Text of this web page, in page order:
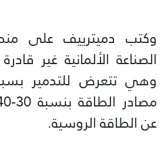
الصناعة الألمانية غير
وهي تتعرض للتدمير
عن الطاقة الروسية.